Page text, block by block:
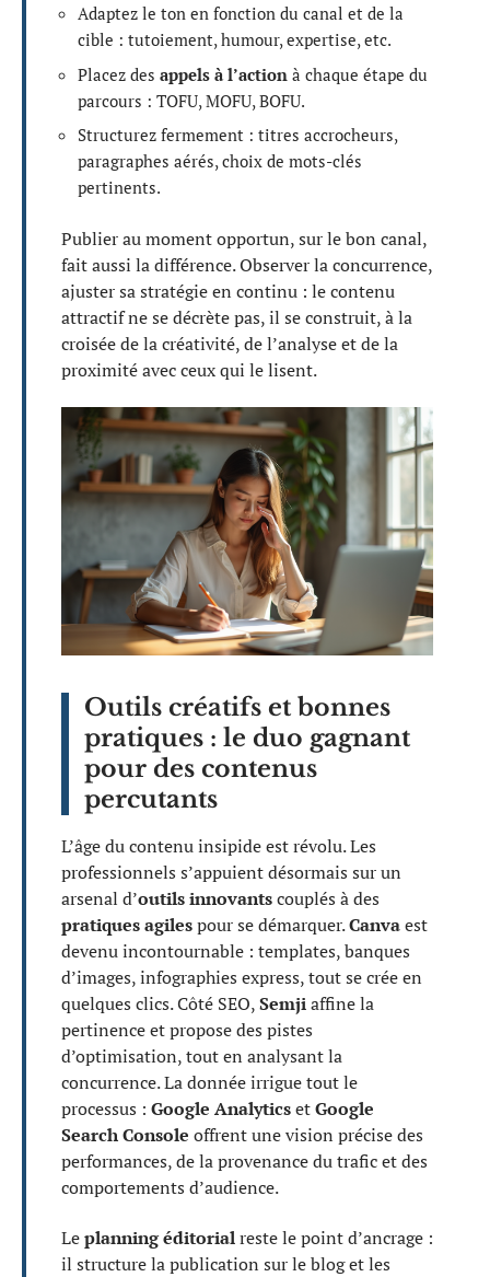
Adaptez le ton en fonction du canal et de la
cible : tutoiement, humour, expertise, etc.
Placez des appels à l’action à chaque étape du
parcours : TOFU, MOFU, BOFU.
Structurez fermement : titres accrocheurs,
paragraphes aérés, choix de mots-clés
pertinents.
Publier au moment opportun, sur le bon canal,
fait aussi la différence. Observer la concurrence,
ajuster sa stratégie en continu : le contenu
attractif ne se décrète pas, il se construit, à la
croisée de la créativité, de l’analyse et de la
proximité avec ceux qui le lisent.
Outils créatifs et bonnes
pratiques : le duo gagnant
pour des contenus
percutants
L’âge du contenu insipide est révolu. Les
professionnels s’appuient désormais sur un
arsenal d’outils innovantscouplés à des
pratiques agilespour se démarquer.Canvaest
devenu incontournable : templates, banques
d’images, infographies express, tout se crée en
quelques clics. Côté SEO,Semjiaffine la
pertinence et propose des pistes
d’optimisation, tout en analysant la
concurrence. La donnée irrigue tout le
processus : Google AnalyticsetGoogle
Search Console offrent une vision précise des
performances, de la provenance du trafic et des
comportements d’audience.
Leplanning éditorialreste le point d’ancrage :
il structure la publication sur le blog et les